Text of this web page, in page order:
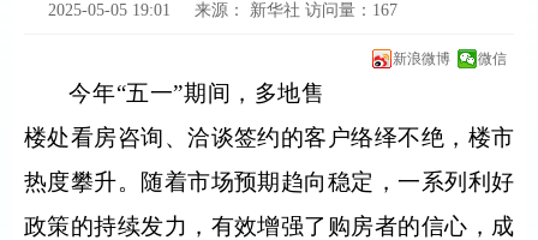
2025-05-05 19:01 来源： 新华社 访问量： 167
新浪微博 微信
今年“五一”期间，多地售
楼处看房咨询、洽谈签约的客户络绎不绝，楼市
热度攀升。随着市场预期趋向稳定，一系列利好
政策的持续发力，有效增强了购房者的信心，成